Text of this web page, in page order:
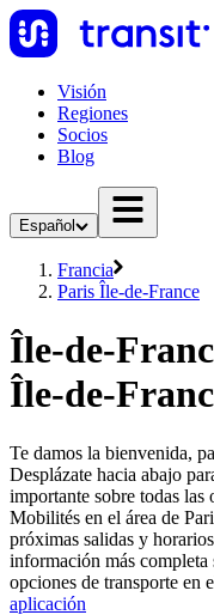
Visión
Regiones
Socios
Blog
Español
Francia
Paris Île-de-France
Île-de-
Île-de-
Te damos la bienvenida,
Desplázate hacia abajo
importante sobre todas las
Mobilités en el área de
próximas salidas y
información más
opciones de transporte en
aplicación